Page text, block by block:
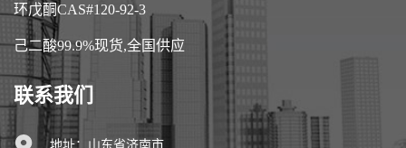
环戊酮CAS#120-92-3
己二酸99.9%现货,全国供应
联系我们
地址：山东省济南市